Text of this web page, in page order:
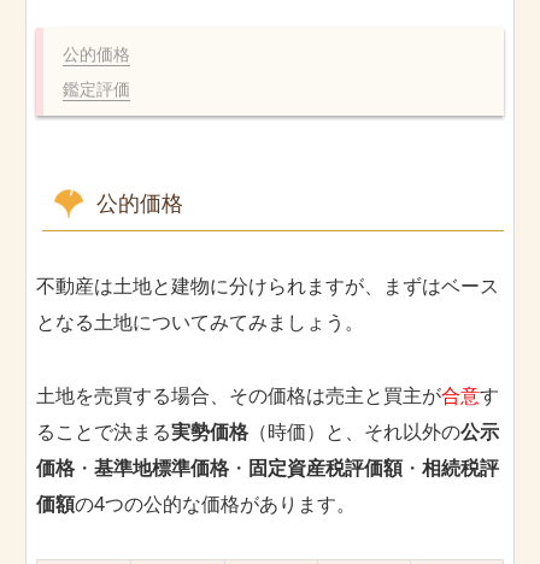
公的価格
鑑定評価
公的価格
不動産は土地と建物に分けられますが、まずはベース
となる土地についてみてみましょう。
土地を売買する場合、その価格は売主と買主が合意す
ることで決まる実勢価格 （時価）と、それ以外の公示
価格 ・ 基準地標準価格 ・ 固定資産税評価額・ 相続税評
価額の4つの公的な価格があります。